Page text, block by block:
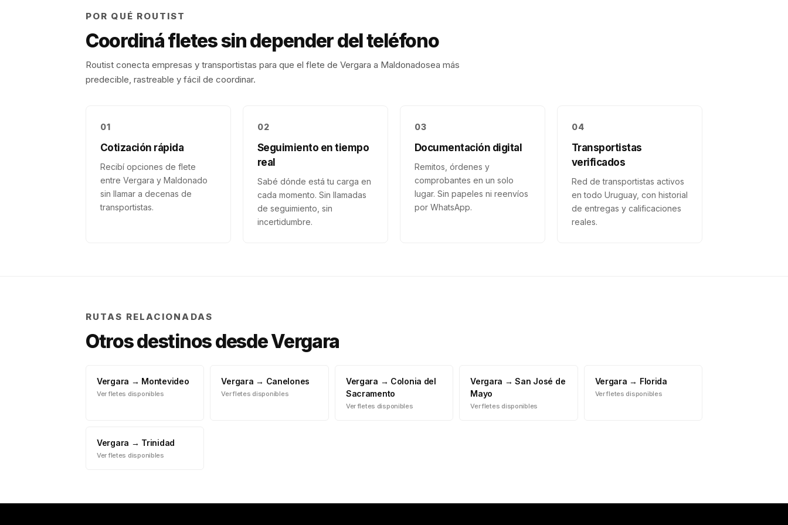
POR QUÉ ROUTIST
Coordiná fletes sin depender del teléfono
Routist conecta empresas y transportistas para que el flete de Vergara a Maldonadosea más
predecible, rastreable y fácil de coordinar.
01
Cotización rápida
Recibí opciones de flete
entre Vergara y Maldonado
sin llamar a decenas de
transportistas.
02
Seguimiento en tiempo
real
Sabé dónde está tu carga en
cada momento. Sin llamadas
de seguimiento, sin
incertidumbre.
03
Documentación digital
Remitos, órdenes y
comprobantes en un solo
lugar. Sin papeles ni reenvíos
por WhatsApp.
04
Transportistas
verificados
Red de transportistas activos
en todo Uruguay, con historial
de entregas y calificaciones
reales.
RUTAS RELACIONADAS
Otros destinos desdeVergara
Vergara → Montevideo
Ver fletes disponibles
Vergara → Canelones
Ver fletes disponibles
Vergara → Colonia del
Sacramento
Ver fletes disponibles
Vergara →San José de
Mayo
Ver fletes disponibles
Vergara → Florida
Ver fletes disponibles
Vergara → Trinidad
Ver fletes disponibles